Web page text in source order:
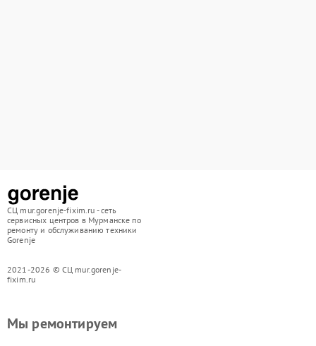
СЦ mur.gorenje-fixim.ru - сеть
сервисных центров в Мурманске по
ремонту и обслуживанию техники
Gorenje
2021-2026 © СЦ mur.gorenje-
fixim.ru
Мы ремонтируем